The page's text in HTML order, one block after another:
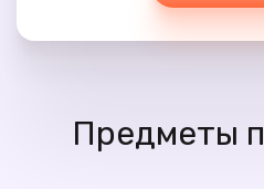
Предметы